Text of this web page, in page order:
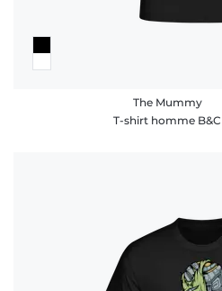
The Mummy
T-shirt homme B&C